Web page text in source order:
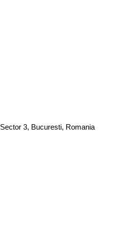
Sector 3, Bucuresti, Romania